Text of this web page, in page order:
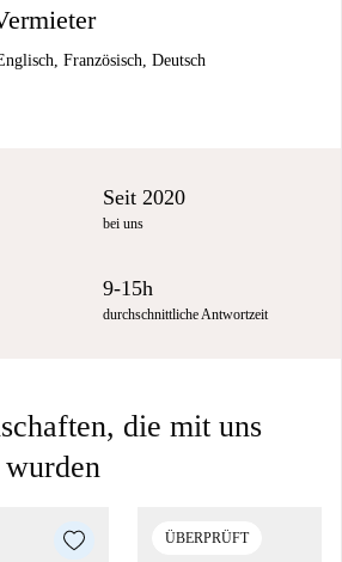
Französisch, Deutsch
Seit 2020
bei uns
9-15h
durchschnittliche Antwortzeit
die mit uns
ÜBERPRÜFT